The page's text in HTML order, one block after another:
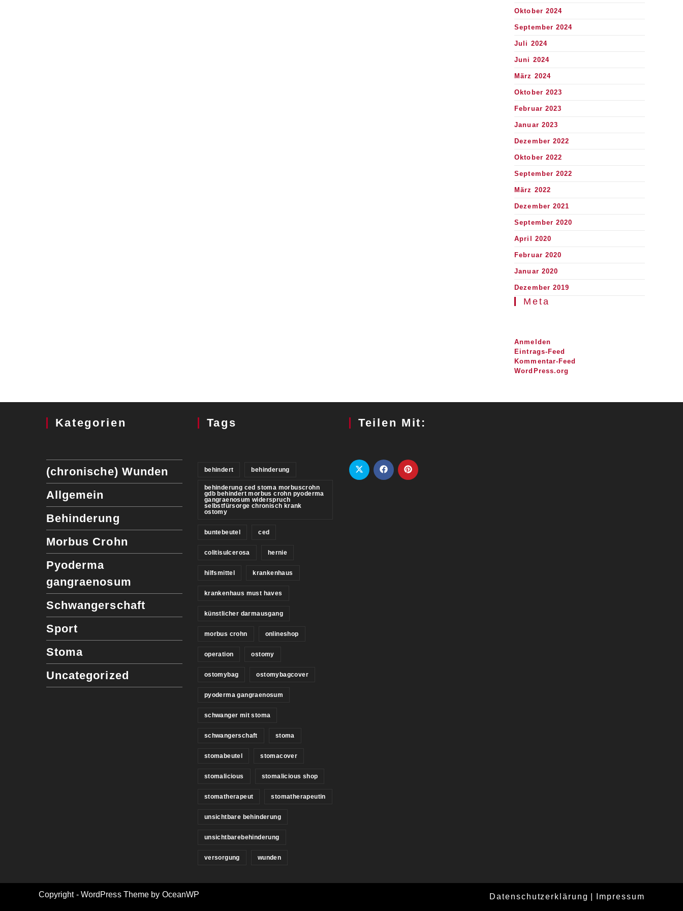
Oktober 2024
September 2024
Juli 2024
Juni 2024
März 2024
Oktober 2023
Februar 2023
Januar 2023
Dezember 2022
Oktober 2022
September 2022
März 2022
Dezember 2021
September 2020
April 2020
Februar 2020
Januar 2020
Dezember 2019
Meta
Anmelden
Eintrags-Feed
Kommentar-Feed
WordPress.org
Kategorien
(chronische) Wunden
Allgemein
Behinderung
Morbus Crohn
Pyoderma
gangraenosum
Schwangerschaft
Sport
Stoma
Uncategorized
Tags
behindert behinderung
behinderung ced stoma morbuscrohn
gdb behindert morbus crohn pyoderma
gangraenosum widerspruch
selbstfürsorge chronisch krank
ostomy
buntebeutel ced
colitisulcerosa hernie
hilfsmittel krankenhaus
krankenhaus must haves
künstlicher darmausgang
morbus crohn onlineshop
operation ostomy
ostomybag ostomybagcover
pyoderma gangraenosum
schwanger mit stoma
schwangerschaft stoma
stomabeutel stomacover
stomalicious stomalicious shop
stomatherapeut stomatherapeutin
unsichtbare behinderung
unsichtbarebehinderung
versorgung wunden
Teilen Mit:
Datenschutzerklärung Impressum
Copyright - WordPress Theme by OceanWP